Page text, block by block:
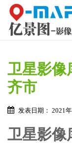
卫星影像
齐市
发表日期： 2021
卫星影像